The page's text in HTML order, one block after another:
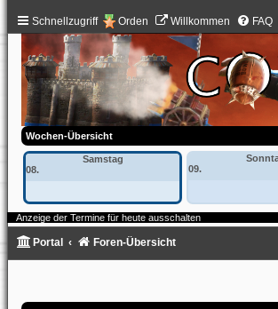
Schnellzugriff Orden Willkommen FAQ
Wochen-Übersicht
Samstag
08.
09.
Anzeige der Termine für heute ausschalten
Portal Foren-Übersicht